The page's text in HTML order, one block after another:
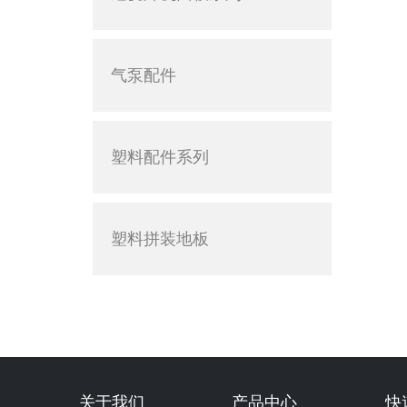
气泵配件
塑料配件系列
塑料拼装地板
关于我们 产品中心 快